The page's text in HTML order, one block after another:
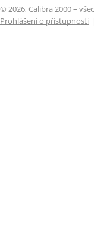
© 2026, Calibra 2000 –
Prohlášení o přístupnosti |